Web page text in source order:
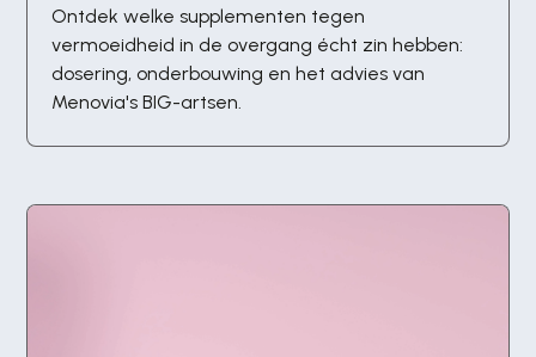
Ontdek welke supplementen tegen
vermoeidheid in de overgang écht zin hebben:
dosering, onderbouwing en het advies van
Menovia's BIG-artsen.